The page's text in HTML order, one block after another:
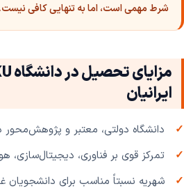
شرط مهمی است، اما به تنهایی کافی نیست.
ایرانیان
دانشگاه دولتی، معتبر و پژوهش‌محور
تمرکز قوی بر فناوری،
شهریه نسبتاً مناسب برای دانشجویان